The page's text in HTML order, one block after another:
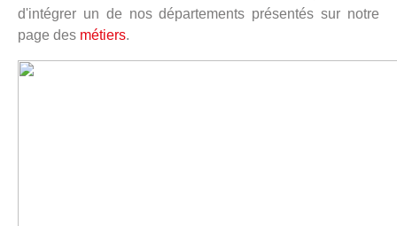
d'intégrer un de nos départements présentés sur notre
page des métiers.